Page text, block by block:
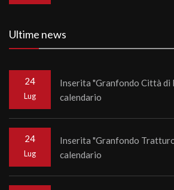
Ultime news
24
Lug
Inserita "Granfondo Città di
calendario
24
Lug
Inserita "Granfondo
calendario